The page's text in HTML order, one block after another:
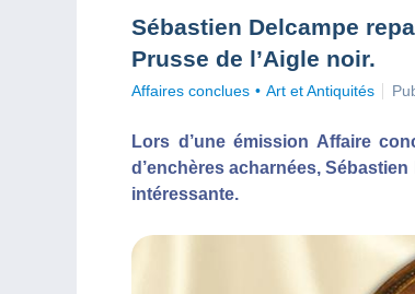
Sébastien Delcampe
Prusse de l’Aigle noir.
Affaires conclues Art et Antiquités
Lors d’une émission Affaire
d’enchères acharnées,
intéressante.